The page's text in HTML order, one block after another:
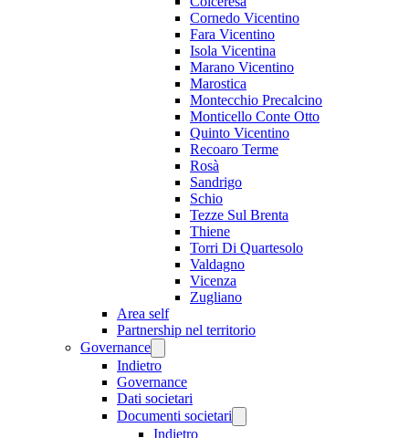
Cornedo Vicentino
Fara Vicentino
Isola Vicentina
Marano Vicentino
Marostica
Montecchio Precalcino
Monticello Conte Otto
Quinto Vicentino
Recoaro Terme
Rosà
Sandrigo
Schio
Tezze Sul Brenta
Thiene
Torri Di Quartesolo
Valdagno
Vicenza
Zugliano
Area self
Partnership nel territorio
Governance
Indietro
Governance
Dati societari
Documenti societari
Indietro